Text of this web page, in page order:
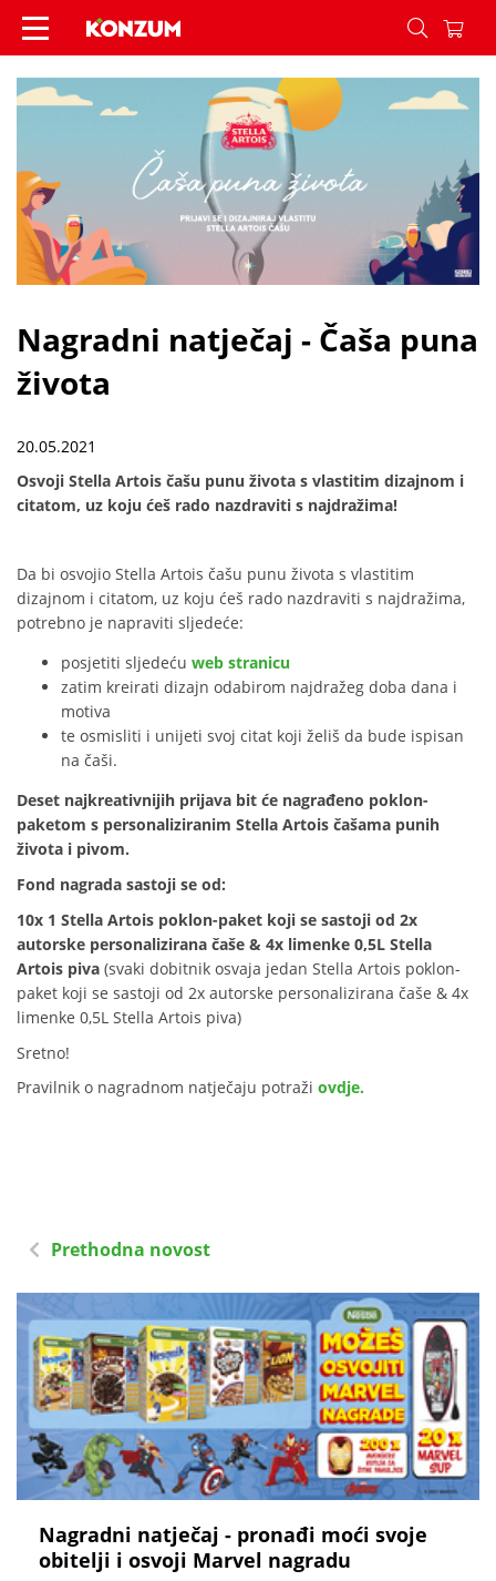
Nagradni natječaj - Čaša puna života - Vijesti -
Nagradni natječaj - Čaša puna
života
20.05.2021
Osvoji Stella Artois čašu punu života s vlastitim dizajnom i
citatom, uz koju ćeš rado nazdraviti s najdražima!
Da bi osvojio Stella Artois čašu punu života s vlastitim
dizajnom i citatom, uz koju ćeš rado nazdraviti s najdražima,
potrebno je napraviti sljedeće:
posjetiti sljedeću web stranicu
zatim kreirati dizajn odabirom najdražeg doba dana i
motiva
te osmisliti i unijeti svoj citat koji želiš da bude ispisan
na čaši.
Deset najkreativnijih prijava bit će nagrađeno poklon-
paketom s personaliziranim Stella Artois čašama punih
života i pivom.
Fond nagrada sastoji se od:
10x 1 Stella Artois poklon-paket koji se sastoji od 2x
autorske personalizirana čaše & 4x limenke 0,5L Stella
Artois piva (svaki dobitnik osvaja jedan Stella Artois poklon-
paket koji se sastoji od 2x autorske personalizirana čaše & 4x
limenke 0,5L Stella Artois piva)
Sretno!
Pravilnik o nagradnom natječaju potraži ovdje.
Prethodna novost
Nagradni natječaj - pronađi moći svoje
obitelji i osvoji Marvel nagradu